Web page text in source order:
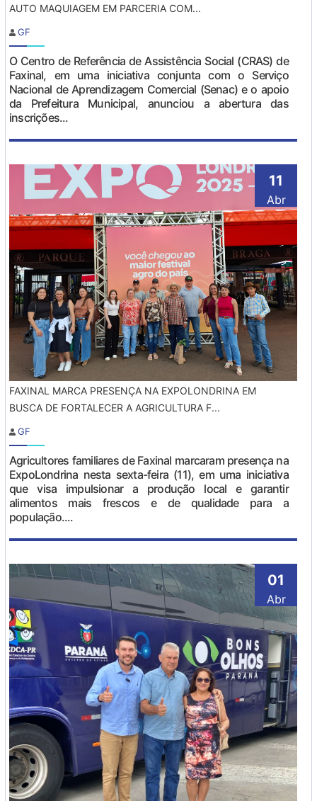
AUTO MAQUIAGEM EM PARCERIA COM...
GF
O Centro de Referência de Assistência Social (CRAS) de
Faxinal, em uma iniciativa conjunta com o Serviço
Nacional de Aprendizagem Comercial (Senac) e o apoio
da Prefeitura Municipal, anunciou a abertura das
inscrições...
11
Abr
FAXINAL MARCA PRESENÇA NA EXPOLONDRINA EM
BUSCA DE FORTALECER A AGRICULTURA F...
GF
Agricultores familiares de Faxinal marcaram presença na
ExpoLondrina nesta sexta-feira (11), em uma iniciativa
que visa impulsionar a produção local e garantir
alimentos mais frescos e de qualidade para a
população....
01
Abr